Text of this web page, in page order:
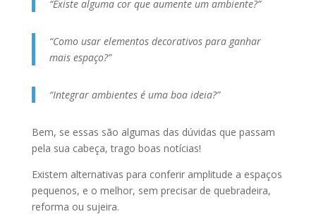
“Existe alguma cor que aumente um ambiente?”
“Como usar elementos decorativos para ganhar
mais espaço?”
“Integrar ambientes é uma boa ideia?”
Bem, se essas são algumas das dúvidas que passam
pela sua cabeça, trago boas notícias!
Existem alternativas para conferir amplitude a espaços
pequenos, e o melhor, sem precisar de quebradeira,
reforma ou sujeira.